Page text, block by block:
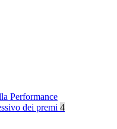
Performance
dei premi 4